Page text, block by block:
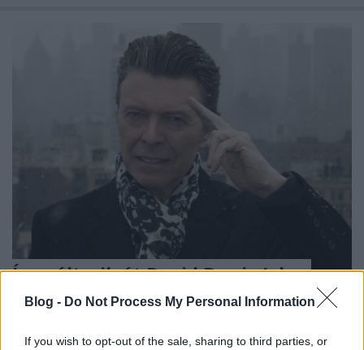
Blog - Do Not Process My Personal Information
If you wish to opt-out of the sale, sharing to third parties, or
Így változik át David Bowie John
Lennonná és Bob Dylanné